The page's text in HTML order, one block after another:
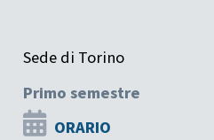
Sede di Torino
Primo semestre
ORARIO